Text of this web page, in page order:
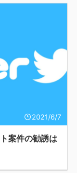
2021/6/7
案件の勧誘は